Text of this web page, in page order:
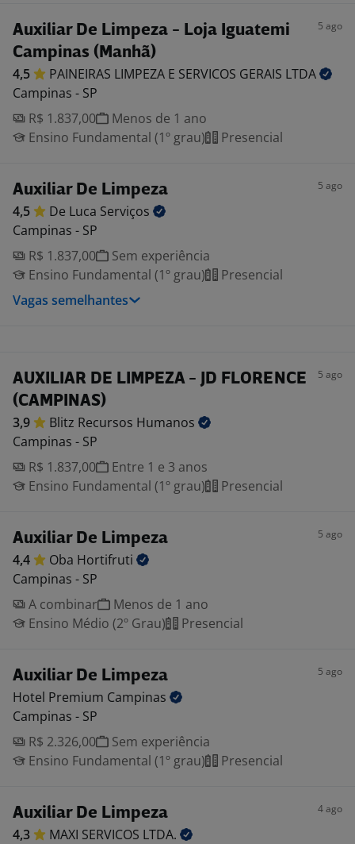
Auxiliar De Limpeza - Loja Iguatemi
Campinas (Manhã)
5 ago
4,5 PAINEIRAS LIMPEZA E SERVICOS GERAIS LTDA
Campinas - SP
R$ 1.837,00
Menos de 1 ano
Ensino Fundamental (1º grau)
Presencial
Auxiliar De Limpeza 5 ago
4,5 De Luca Serviços
Campinas - SP
R$ 1.837,00
Sem experiência
Ensino Fundamental (1º grau)
Presencial
Vagas semelhantes
AUXILIAR DE LIMPEZA - JD FLORENCE
(CAMPINAS)
5 ago
3,9 Blitz Recursos Humanos
Campinas - SP
R$ 1.837,00
Entre 1 e 3 anos
Ensino Fundamental (1º grau)
Presencial
Auxiliar De Limpeza 5 ago
4,4 Oba Hortifruti
Campinas - SP
A combinar
Menos de 1 ano
Ensino Médio (2º Grau)
Presencial
Auxiliar De Limpeza 5 ago
Hotel Premium Campinas
Campinas - SP
R$ 2.326,00
Sem experiência
Ensino Fundamental (1º grau)
Presencial
Auxiliar De Limpeza 4 ago
4,3 MAXI SERVICOS LTDA.